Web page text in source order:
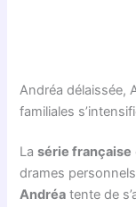
Andréa délaissée,
familiales
Lasérie française
drames
Andréa tente de